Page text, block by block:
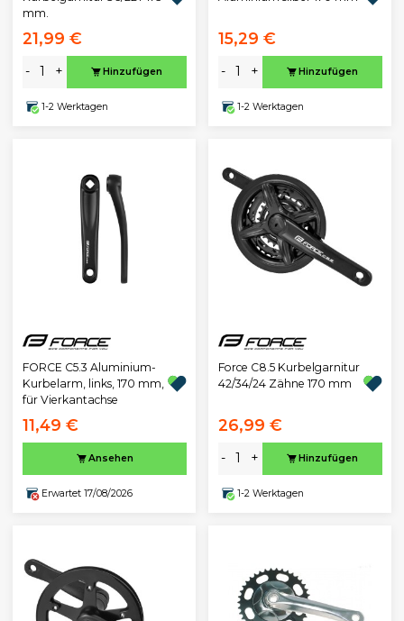
mm.
21,99 €
- + Hinzufügen
1-2 Werktagen
15,29 €
- + Hinzufügen
1-2 Werktagen
FORCE C5.3 Aluminium-
Kurbelarm, links, 170 mm,
für Vierkantachse
11,49 €
Ansehen
Erwartet 17/08/2026
Force C8.5 Kurbelgarnitur
42/34/24 Zähne 170 mm
26,99 €
- + Hinzufügen
1-2 Werktagen